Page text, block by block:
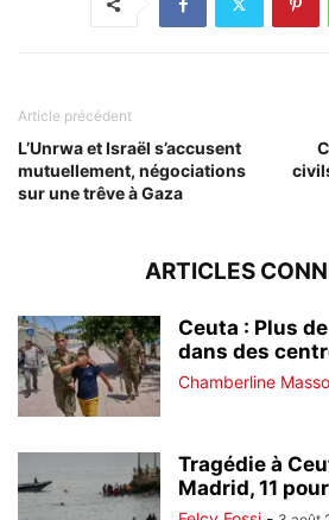
Article précédent
L’Unrwa et Israël s’accusent
mutuellement, négociations
sur une trêve à Gaza
ARTICLES
Ceuta : Plus
dans des
Chamberline
Tragédie à
Madrid, 11